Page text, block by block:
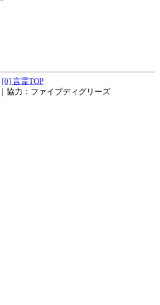
[0] 言霊TOP
｜協力：ファイブディグリーズ